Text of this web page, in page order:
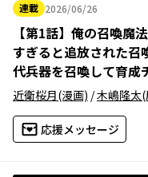
連載 2026/06/26
2026年06月26日
【第1話】 俺の召喚魔
すぎると追放された召
代兵器を召喚して育成
近衛桜月(漫画) /木嶋隆太
応援メッセージ